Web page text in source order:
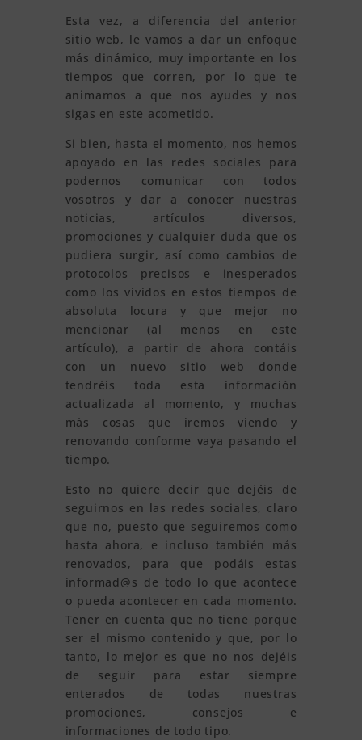
Esta vez, a diferencia del anterior
sitio web, le vamos a dar un enfoque
más dinámico, muy importante en los
tiempos que corren, por lo que te
animamos a que nos ayudes y nos
sigas en este acometido.
Si bien, hasta el momento, nos hemos
apoyado en las redes sociales para
podernos comunicar con todos
vosotros y dar a conocer nuestras
noticias, artículos diversos,
promociones y cualquier duda que os
pudiera surgir, así como cambios de
protocolos precisos e inesperados
como los vividos en estos tiempos de
absoluta locura y que mejor no
mencionar (al menos en este
artículo), a partir de ahora contáis
con un nuevo sitio web donde
tendréis toda esta información
actualizada al momento, y muchas
más cosas que iremos viendo y
renovando conforme vaya pasando el
tiempo.
Esto no quiere decir que dejéis de
seguirnos en las redes sociales, claro
que no, puesto que seguiremos como
hasta ahora, e incluso también más
renovados, para que podáis estas
informad@s de todo lo que acontece
o pueda acontecer en cada momento.
Tener en cuenta que no tiene porque
ser el mismo contenido y que, por lo
tanto, lo mejor es que no nos dejéis
de seguir para estar siempre
enterados de todas nuestras
promociones, consejos e
informaciones de todo tipo.